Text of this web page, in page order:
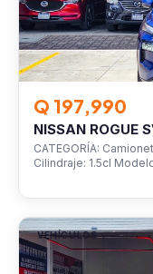
Q 197,990
NISSAN ROGUE
CATEGORÍA:
Cilindraje: 1.5cl
VEHÍCULOS